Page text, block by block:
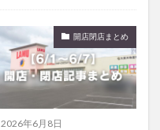
開店閉店まとめ
2026年6月8日